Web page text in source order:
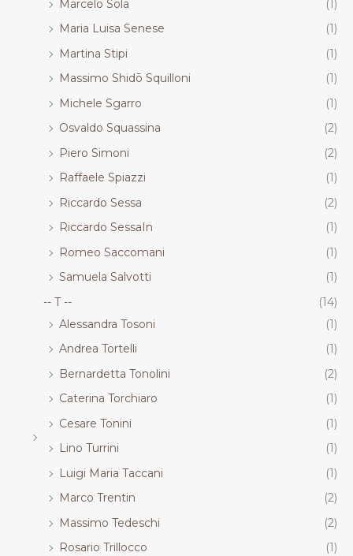
Marcelo Sola
(1)
Maria Luisa Senese
(1)
Martina Stipi
(1)
Massimo Shidō Squilloni
(1)
Michele Sgarro
(1)
Osvaldo Squassina
(2)
Piero Simoni
(2)
Raffaele Spiazzi
(1)
Riccardo Sessa
(2)
Riccardo SessaIn
(1)
Romeo Saccomani
(1)
Samuela Salvotti
(1)
-- T --
(14)
Alessandra Tosoni
(1)
Andrea Tortelli
(1)
Bernardetta Tonolini
(2)
Caterina Torchiaro
(1)
Cesare Tonini
(1)
Lino Turrini
(1)
Luigi Maria Taccani
(1)
Marco Trentin
(2)
Massimo Tedeschi
(2)
Rosario Trillocco
(1)